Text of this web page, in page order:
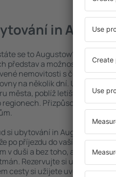
in
se to Augustow? Najděte si
představ a možností. Můžete
nemovitosti s četnými
na několik dní. Ubytování in
města, poblíž letiště i v méně
regionech. Přizpůsobte
si ubytování in Augustow
po příjezdu do vaší destinace
v duši a bez toho, abyste
Rezervujte si ubytování
cesty si užijete uvolněnou